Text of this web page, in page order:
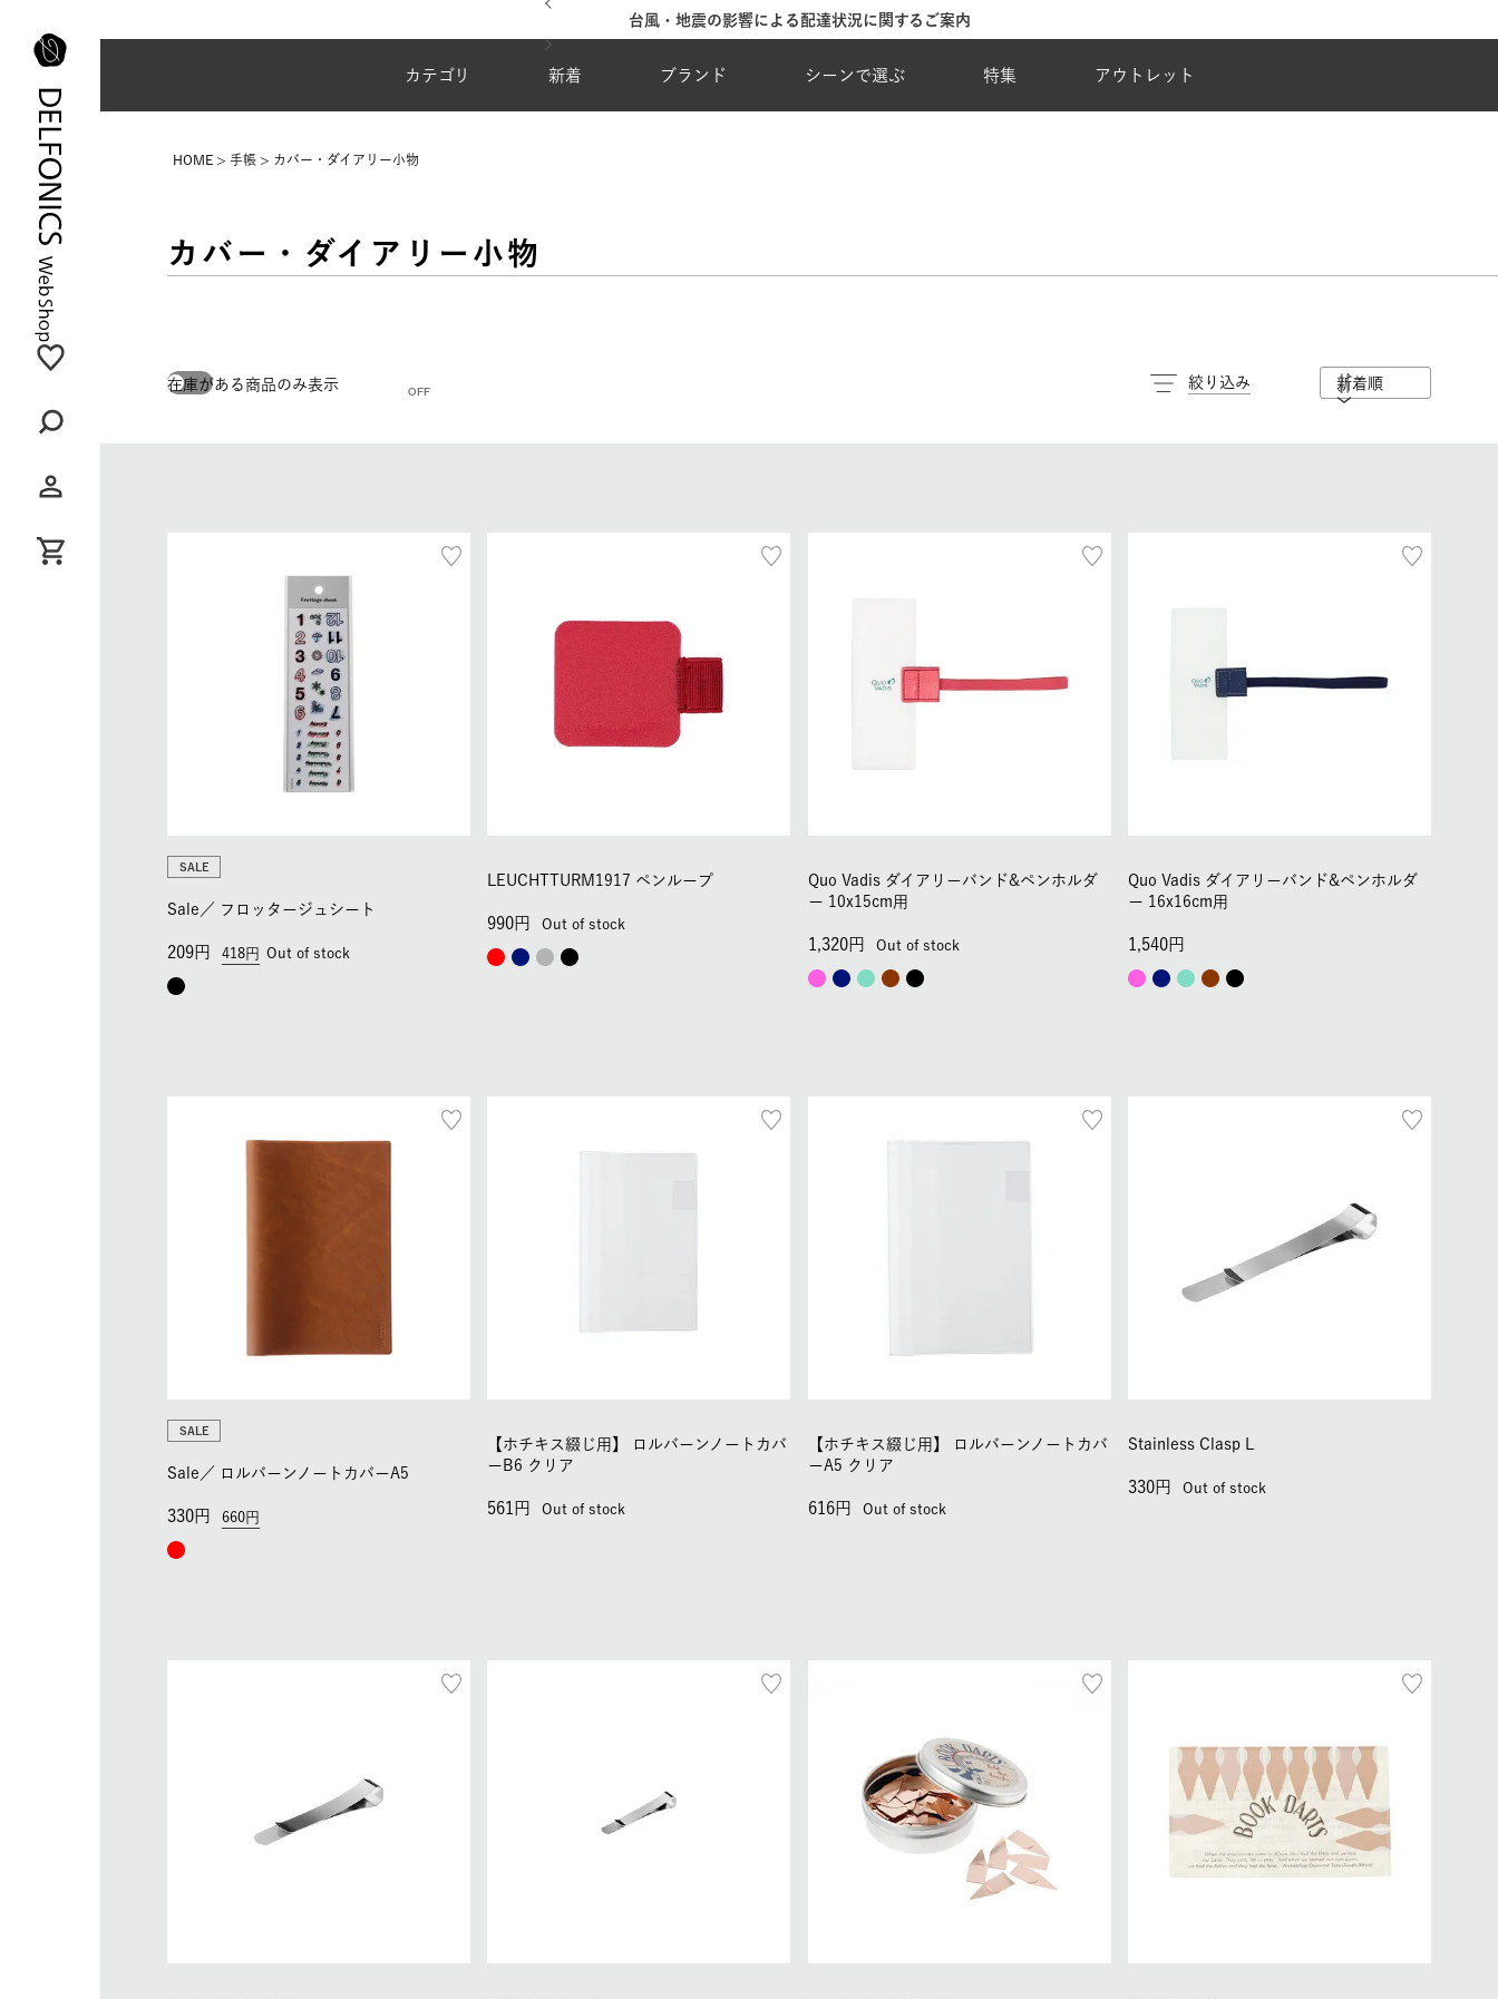
台風・地震の影響による配達状況に関するご案内
カテゴリ 新着 ブランド シーンで選ぶ 特集 アウトレット
HOME 手帳 カバー・ダイアリー小物
カバー・ダイアリー小物
在庫がある商品のみ表示 絞り込み 新着順
SALE
Sale／ フロッタージュシート
418
209 Out of stock
LEUCHTTURM1917 ペンループ
990 Out of stock
Quo Vadis ダイアリーバンド&ペンホルダ
ー 10x15cm用
1,320 Out of stock
Quo Vadis ダイアリーバンド&ペンホルダ
ー 16x16cm用
1,540
SALE
Sale／ ロルバーンノートカバーA5
660
330
【ホチキス綴じ用】
ロルバーンノートカバ
ーB6 クリア
561 Out of stock
【ホチキス綴じ用】
ロルバーンノートカバ
ーA5 クリア
616 Out of stock
Stainless Clasp L
330 Out of stock